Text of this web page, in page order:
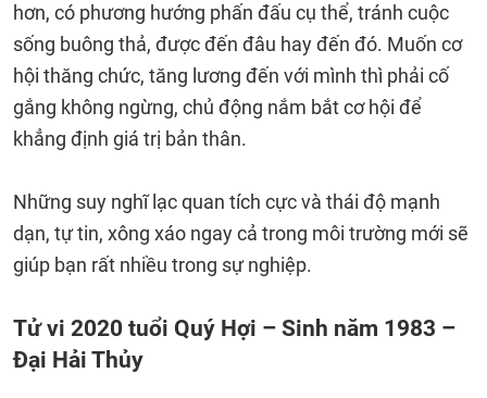
hơn, có phương hướng phấn đấu cụ thể, tránh cuộc
sống buông thả, được đến đâu hay đến đó. Muốn cơ
hội thăng chức, tăng lương đến với mình thì phải cố
gắng không ngừng, chủ động nắm bắt cơ hội để
khẳng định giá trị bản thân.
Những suy nghĩ lạc quan tích cực và thái độ mạnh
dạn, tự tin, xông xáo ngay cả trong môi trường mới sẽ
giúp bạn rất nhiều trong sự nghiệp.
Tử vi 2020 tuổi Quý Hợi – Sinh năm 1983 –
Đại Hải Thủy